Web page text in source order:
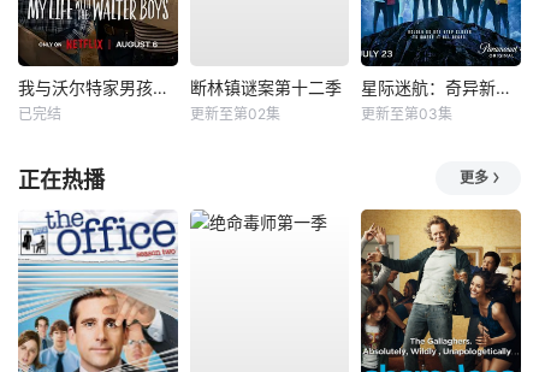
我与沃尔特家男孩的生活第三季
已完结
断林镇谜案第十二季
更新至第02集
星际迷航：奇异新世界第四季
更新至第03集
正在热播 更多